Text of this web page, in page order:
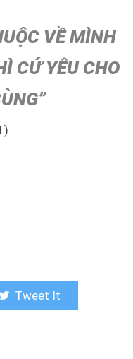
VỀ MÌNH
CỨ YÊU CHO
Tweet It